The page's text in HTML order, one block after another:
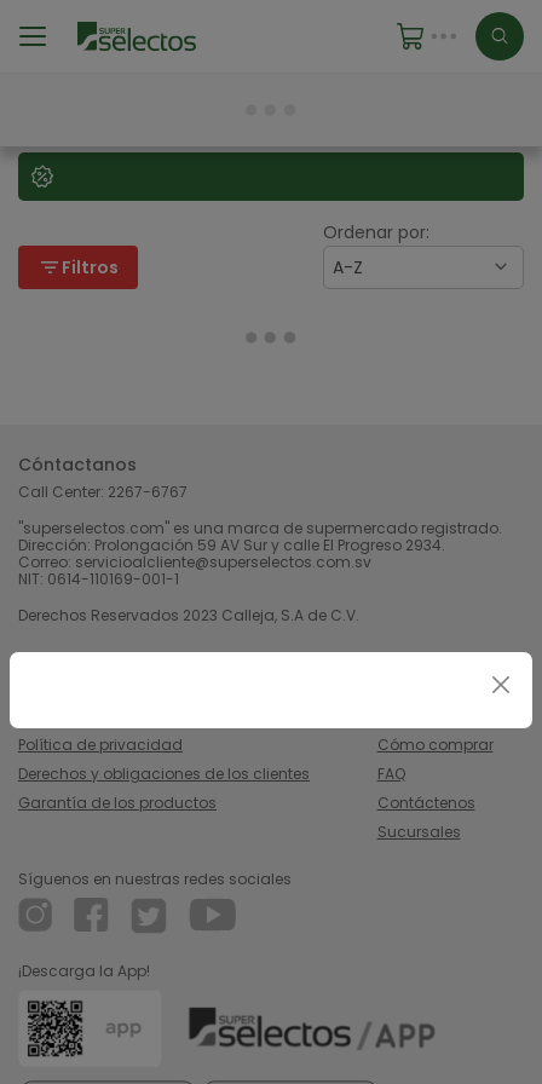
filter_list Filtros
Ordenar por:
A-Z
Cóntactanos
Call Center: 2267-6767
"superselectos.com" es una marca de supermercado registrado.
Dirección: Prolongación 59 AV Sur y calle El Progreso 2934.
Correo: servicioalcliente@superselectos.com.sv
NIT: 0614-110169-001-1
Derechos Reservados 2023 Calleja, S.A de C.V.
Política de privacidad
Derechos y obligaciones de los clientes
Garantía de los productos
Cómo comprar
FAQ
Contáctenos
Sucursales
Síguenos en nuestras redes sociales
¡Descarga la App!